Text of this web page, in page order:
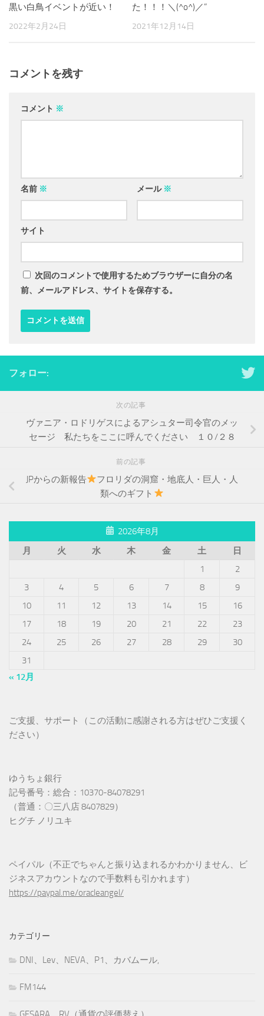
黒い白鳥イベントが近い！
2022年2月24日
た！！！＼(^o^)／”
2021年12月14日
コメントを残す
コメント ※
名前 ※ メール ※
サイト
次回のコメントで使用するためブラウザーに自分の名
前、メールアドレス、サイトを保存する。
フォロー:
次の記事
ヴァニア・ロドリゲスによるアシュター司令官のメッ
セージ 私たちをここに呼んでください １０/２８
前の記事
JPからの新報告
フロリダの洞窟・地底人・巨人・人
類へのギフト
2026年8月
月
火 水 木 金 土
日
1
2
3
4 5 6 7 8
9
10
11 12 13 14 15
16
17
18 19 20 21 22
23
24
25 26 27 28 29
30
31
« 12月
ご支援、サポート（この活動に感謝される方はぜひご支援く
ださい）
ゆうちょ銀行
記号番号：総合：10370-84078291
（普通：〇三八店 8407829）
ヒグチ ノリユキ
ペイパル（不正でちゃんと振り込まれるかわかりません、ビ
ジネスアカウントなので手数料も引かれます）
https://paypal.me/oracleangel/
カテゴリー
DNI、Lev、NEVA、P1、カバムール,
FM144